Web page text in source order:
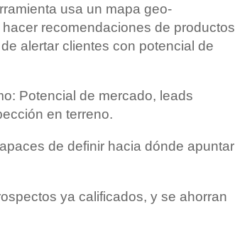
usa un mapa geo-
recomendaciones de productos
alertar clientes con potencial de
Potencial de mercado, leads
en terreno.
de definir hacia dónde apuntar
ya calificados, y se ahorran